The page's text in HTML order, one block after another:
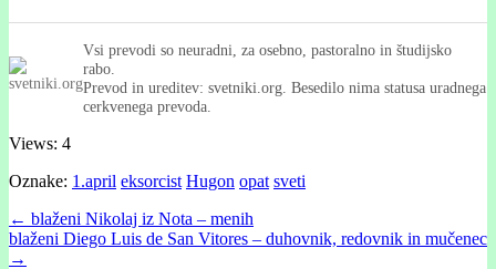
Vsi prevodi so neuradni, za osebno, pastoralno in študijsko
rabo.
Prevod in ureditev: svetniki.org. Besedilo nima statusa uradnega
cerkvenega prevoda.
Views: 4
Oznake: 1.april eksorcist Hugon opat sveti
Post
navigation
← blaženi Nikolaj iz Nota – menih
blaženi Diego Luis de San Vitores – duhovnik, redovnik in mučenec
→